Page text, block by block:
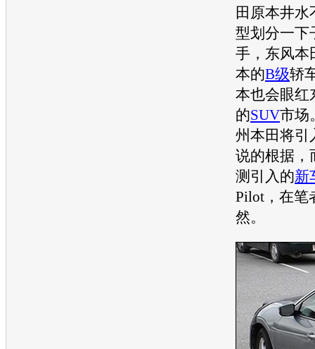
田 原本井水
型划分一下
手， 东风本
本的B级轿
本也会眼红
的SUV市场
州本田将引
说的根据，
测引入的新
Pilot，在笔
然。